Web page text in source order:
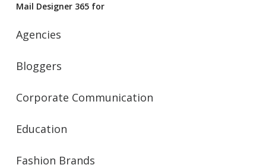
Mail Designer 365 for
Agencies
Bloggers
Corporate Communication
Education
Fashion Brands